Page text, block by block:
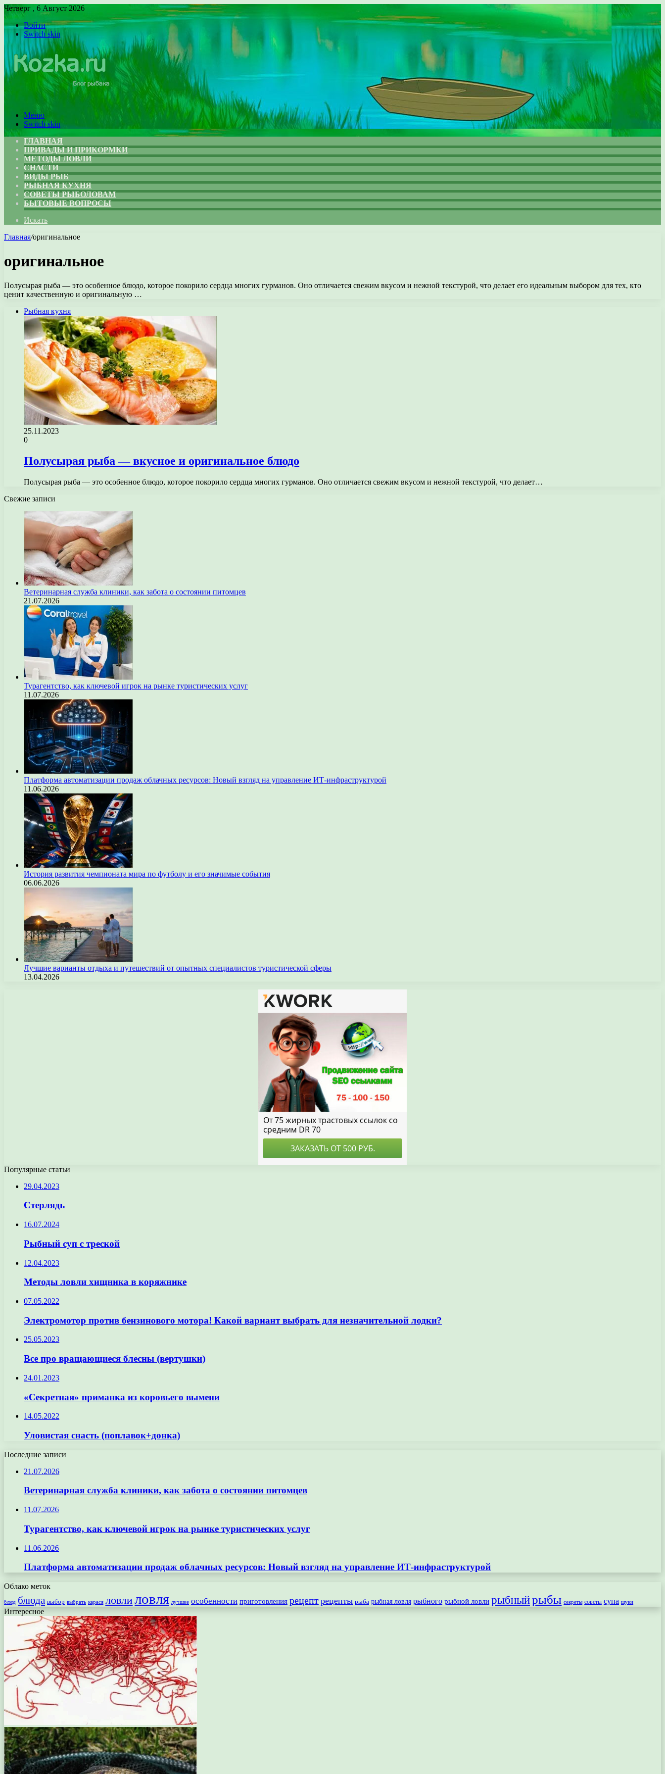
Четверг , 6 Август 2026
Войти
Switch skin
Меню
Switch skin
ГЛАВНАЯ
ПРИВАДЫ И ПРИКОРМКИ
МЕТОДЫ ЛОВЛИ
СНАСТИ
ВИДЫ РЫБ
РЫБНАЯ КУХНЯ
СОВЕТЫ РЫБОЛОВАМ
БЫТОВЫЕ ВОПРОСЫ
Искать
Главная/оригинальное
оригинальное
Полусырая рыба — это особенное блюдо, которое покорило сердца многих гурманов. Оно отличается свежим вкусом и нежной текстурой, что делает его идеальным выбором для тех, кто
ценит качественную и оригинальную …
Рыбная кухня
25.11.2023
0
Полусырая рыба — вкусное и оригинальное блюдо
Полусырая рыба — это особенное блюдо, которое покорило сердца многих гурманов. Оно отличается свежим вкусом и нежной текстурой, что делает…
Свежие записи
Ветеринарная служба клиники, как забота о состоянии питомцев
21.07.2026
Турагентство, как ключевой игрок на рынке туристических услуг
11.07.2026
Платформа автоматизации продаж облачных ресурсов: Новый взгляд на управление ИТ-инфраструктурой
11.06.2026
История развития чемпионата мира по футболу и его значимые события
06.06.2026
Лучшие варианты отдыха и путешествий от опытных специалистов туристической сферы
13.04.2026
Популярные статьи
29.04.2023
Стерлядь
16.07.2024
Рыбный суп с треской
12.04.2023
Методы ловли хищника в коряжнике
07.05.2022
Электромотор против бензинового мотора! Какой вариант выбрать для незначительной лодки?
25.05.2023
Все про вращающиеся блесны (вертушки)
24.01.2023
«Секретная» приманка из коровьего вымени
14.05.2022
Уловистая снасть (поплавок+донка)
Последние записи
21.07.2026
Ветеринарная служба клиники, как забота о состоянии питомцев
11.07.2026
Турагентство, как ключевой игрок на рынке туристических услуг
11.06.2026
Платформа автоматизации продаж облачных ресурсов: Новый взгляд на управление ИТ-инфраструктурой
Облако меток
блюд блюда выбор выбрать карася ловлиловля лучшие особенности приготовления рецепт рецепты рыба рыбная ловля рыбного рыбной ловли рыбныйрыбы секреты советы супа щуки
Интересное